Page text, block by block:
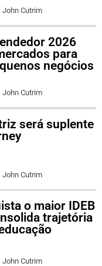
John Cutrim
2026
para
negócios
John Cutrim
será suplente
John Cutrim
o maior IDEB
trajetória
John Cutrim